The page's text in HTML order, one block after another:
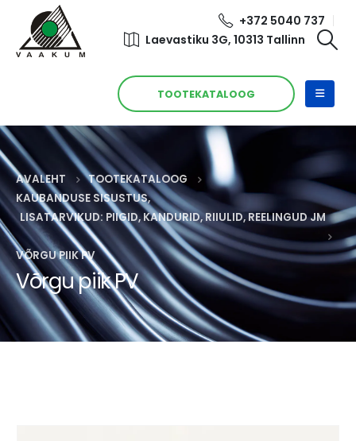
+372 5040 737
Laevastiku 3G, 10313 Tallinn
TOOTEKATALOOG
AVALEHT
TOOTEKATALOOG
KAUBANDUSE SISUSTUS,
LISATARVIKUD: PIIGID, KANDURID, RIIULID, REELINGUD JM
VÕRGU PIIK PV
Võrgu piik PV